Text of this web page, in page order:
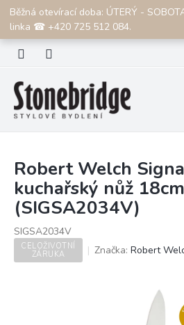
Přejít
obsah
Běžná otevírací doba: ÚTERÝ -
linka ☎ +420 725 512 084.
CZK
Robert Welch
kuchařský nůž 18cm
(SIGSA2034V)
SIGSA2034V
CELOŽIVOTNÍ
ZÁRUKA
Značka: Robert